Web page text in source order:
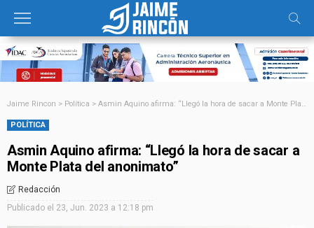
Jaime Rincon > Política > Asmin Aquino afirma: “Llegó la hora de sacar a Monte Plata del anonimato”
POLÍTICA
Asmin Aquino afirma: “Llegó la hora de sacar a
Monte Plata del anonimato”
Redacción
Publicado el 23, Jun. 2023 a 12:18 pm